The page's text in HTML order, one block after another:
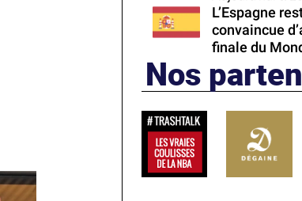
L’Espagne
convaincue
finale du
Nos